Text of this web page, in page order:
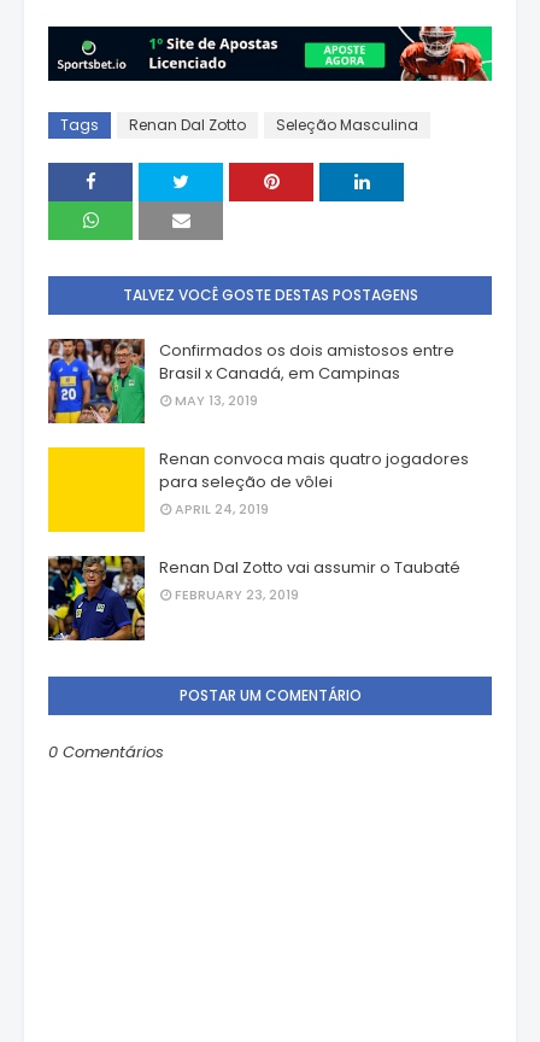
Tags Renan Dal Zotto Seleção Masculina
TALVEZ VOCÊ GOSTE DESTAS POSTAGENS
Confirmados os dois amistosos entre
Brasil x Canadá, em Campinas
MAY 13, 2019
Renan convoca mais quatro jogadores
para seleção de vôlei
APRIL 24, 2019
Renan Dal Zotto vai assumir o Taubaté
FEBRUARY 23, 2019
POSTAR UM COMENTÁRIO
0 Comentários